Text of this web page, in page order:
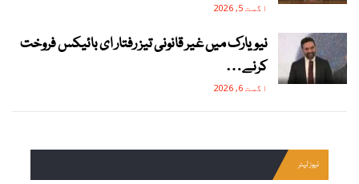
اگست 5, 2026
نیویارک میں غیر قانونی تیز رفتار ای بائیکس فروخت
کرنے…
اگست 6, 2026
نیوز لیٹر